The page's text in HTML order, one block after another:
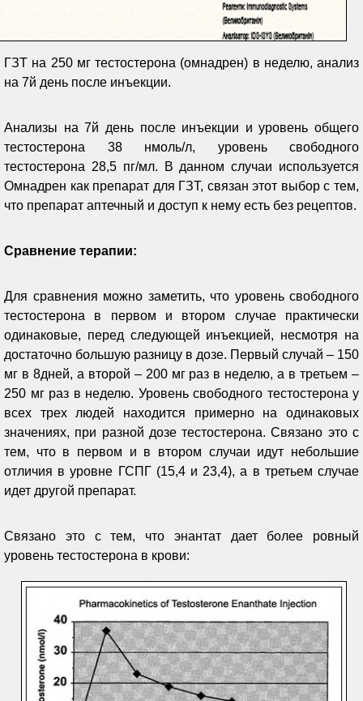
ГЗТ на 250 мг тестостерона (омнадрен) в неделю, анализ
на 7й день после инъекции.
Анализы на 7й день после инъекции и уровень общего
тестостерона 38 нмоль/л, уровень свободного
тестостерона 28,5 пг/мл. В данном случаи используется
Омнадрен как препарат для ГЗТ, связан этот выбор с тем,
что препарат аптечный и доступ к нему есть без рецептов.
Сравнение терапии:
Для сравнения можно заметить, что уровень свободного
тестостерона в первом и втором случае практически
одинаковые, перед следующей инъекцией, несмотря на
достаточно большую разницу в дозе. Первый случай – 150
мг в 8дней, а второй – 200 мг раз в неделю, а в третьем –
250 мг раз в неделю. Уровень свободного тестостерона у
всех трех людей находится примерно на одинаковых
значениях, при разной дозе тестостерона. Связано это с
тем, что в первом и в втором случаи идут небольшие
отличия в уровне ГСПГ (15,4 и 23,4), а в третьем случае
идет другой препарат.
Связано это с тем, что энантат дает более ровный
уровень тестостерона в крови: